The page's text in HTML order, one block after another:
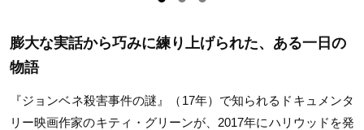
膨大な実話から巧みに練り上げられた、ある一日の
物語
『ジョンベネ殺害事件の謎』（17年）で知られるドキュメンタ
リー映画作家のキティ・グリーンが、2017年にハリウッドを発